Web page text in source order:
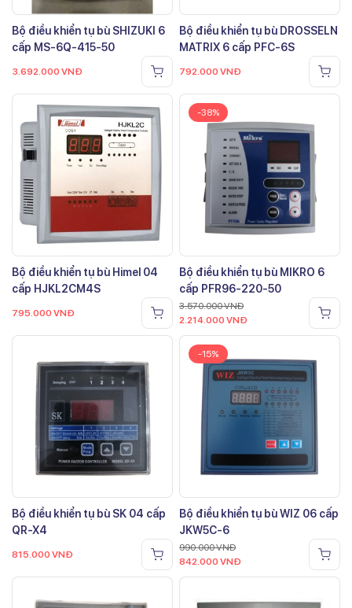
Bộ điều khiển tụ bù SHIZUKI 6
cấp MS-6Q-415-50
3.692.000 VNĐ
Bộ điều khiển tụ bù DROSSELN
MATRIX 6 cấp PFC-6S
792.000 VNĐ
Bộ điều khiển tụ bù Himel 04
cấp HJKL2CM4S
795.000 VNĐ
-38%
Bộ điều khiển tụ bù MIKRO 6
cấp PFR96-220-50
3.570.000VNĐ
2.214.000 VNĐ
Bộ điều khiển tụ bù SK 04 cấp
QR-X4
815.000 VNĐ
-15%
Bộ điều khiển tụ bù WIZ 06 cấp
JKW5C-6
990.000VNĐ
842.000 VNĐ